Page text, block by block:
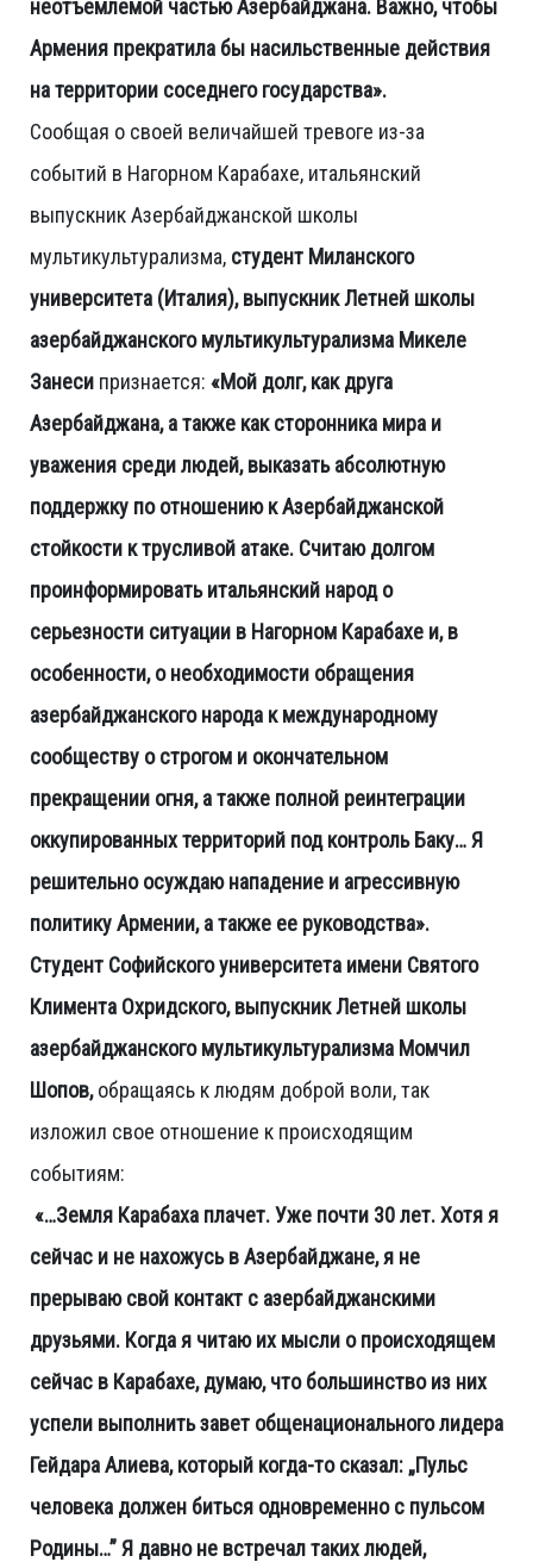
неотъемлемой частью Азербайджана. Важно, чтобы
Армения прекратила бы насильственные действия
на территории соседнего государства».
Сообщая о своей величайшей тревоге из-за
событий в Нагорном Карабахе, итальянский
выпускник Азербайджанской школы
мультикультурализма, студент Миланского
университета (Италия), выпускник Летней школы
азербайджанского мультикультурализма Микеле
Занеси признается: «Мой долг, как друга
Азербайджана, а также как сторонника мира и
уважения среди людей, выказать абсолютную
поддержку по отношению к Азербайджанской
стойкости к трусливой атаке. Считаю долгом
проинформировать итальянский народ о
серьезности ситуации в Нагорном Карабахе и, в
особенности, о необходимости обращения
азербайджанского народа к международному
сообществу о строгом и окончательном
прекращении огня, а также полной реинтеграции
оккупированных территорий под контроль Баку… Я
решительно осуждаю нападение и агрессивную
политику Армении, а также ее руководства».
Студент Софийского университета имени Святого
Климента Охридского, выпускник Летней школы
азербайджанского мультикультурализма Момчил
Шопов,обращаясь к людям доброй воли, так
изложил свое отношение к происходящим
событиям:
«…Земля Карабаха плачет. Уже почти 30 лет. Хотя я
сейчас и не нахожусь в Азербайджане, я не
прерываю свой контакт с азербайджанскими
друзьями. Когда я читаю их мысли о происходящем
сейчас в Карабахе, думаю, что большинство из них
успели выполнить завет общенационального лидера
Гейдара Алиева, который когда-то сказал: „Пульс
человека должен биться одновременно с пульсом
Родины…” Я давно не встречал таких людей,